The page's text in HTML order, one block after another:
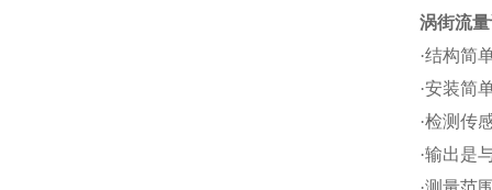
涡街流
·结构简
·安装简
·检测传
·输出是